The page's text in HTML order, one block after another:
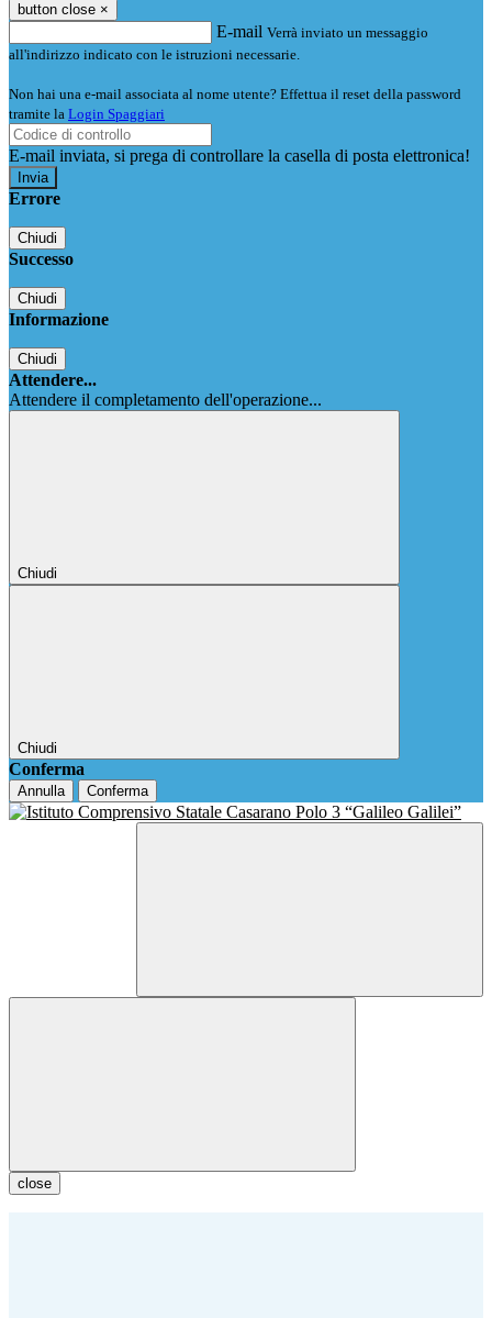
button close ×
E-mail Verrà inviato un messaggio
all'indirizzo indicato con le istruzioni necessarie.
Non hai una e-mail associata al nome utente? Effettua il reset della password
tramite la Login Spaggiari
E-mail inviata, si prega di controllare la casella di posta elettronica!
Errore
Chiudi
Successo
Chiudi
Informazione
Chiudi
Attendere...
Attendere il completamento dell'operazione...
Chiudi
Chiudi
Conferma
Annulla Conferma
close